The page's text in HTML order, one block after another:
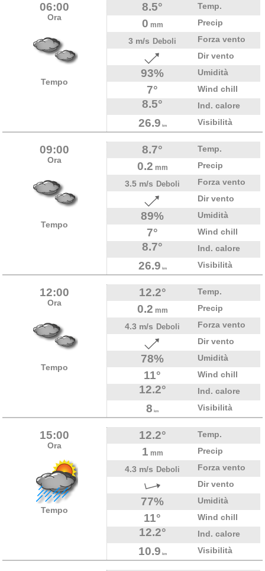
06:00
Ora
Tempo
8.5° Temp.
0 mm
Precip
3 m/s Deboli
Forza vento
Dir vento
93% Umidità
7° Wind chill
8.5° Ind. calore
26.9 km Visibilità
09:00
Ora
Tempo
8.7° Temp.
0.2 mm
Precip
3.5 m/s Deboli
Forza vento
Dir vento
89% Umidità
7° Wind chill
8.7° Ind. calore
26.9 km Visibilità
12:00
Ora
Tempo
12.2° Temp.
0.2 mm
Precip
4.3 m/s Deboli
Forza vento
Dir vento
78% Umidità
11° Wind chill
12.2° Ind. calore
8 km Visibilità
15:00
Ora
Tempo
12.2° Temp.
1 mm
Precip
4.3 m/s Deboli
Forza vento
Dir vento
77% Umidità
11° Wind chill
12.2° Ind. calore
10.9 km Visibilità